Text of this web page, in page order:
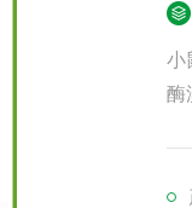
小
酶